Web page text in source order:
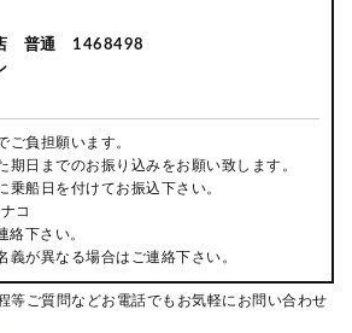
普通 1468498
ご負担願います。
期日までのお振り込みをお願い致します。
乗船日を付けてお振込下さい。
コ
絡下さい。
義が異なる場合はご連絡下さい。
等ご質問などお電話でもお気軽にお問い合わせ